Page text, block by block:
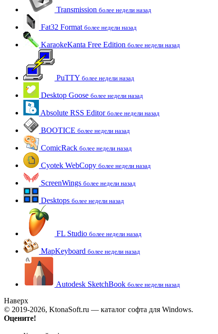
Transmission более недели назад
Fat32 Format более недели назад
KaraokeKanta Free Edition более недели назад
PuTTY более недели назад
Desktop Goose более недели назад
Absolute RSS Editor более недели назад
BOOTICE более недели назад
ComicRack более недели назад
Cyotek WebCopy более недели назад
ScreenWings более недели назад
Desktops более недели назад
FL Studio более недели назад
MapKeyboard более недели назад
Autodesk SketchBook более недели назад
Наверх
© 2019-2026, KtonaSoft.ru — каталог софта для Windows.
Оцените!